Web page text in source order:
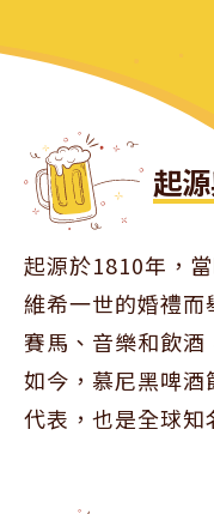
起
起源於1810年，
維希一世的婚禮
賽馬、音樂和飲
如今，慕尼黑啤
代表，也是全球知